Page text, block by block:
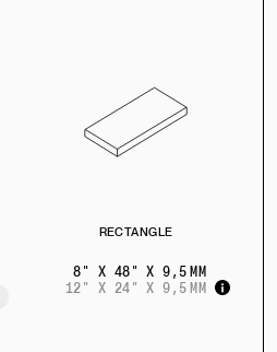
RECTANGLE
8" X 48" X 9,5 MM
12" X 24" X 9,5 MM